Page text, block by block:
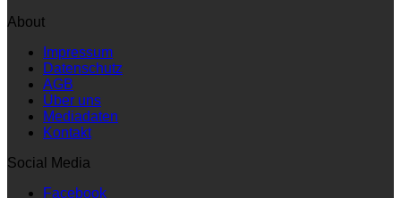
About
Impressum
Datenschutz
AGB
Über uns
Mediadaten
Kontakt
Social Media
Facebook